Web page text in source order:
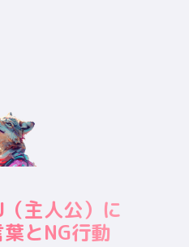
（主人公）に
とNG行動